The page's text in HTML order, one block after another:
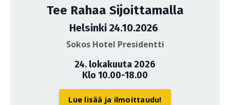
Tee Rahaa Sijoittamalla
Helsinki 24.10.2026
Sokos Hotel Presidentti
24. lokakuuta 2026
Klo 10.00-18.00
Lue lisää ja ilmoittaudu!